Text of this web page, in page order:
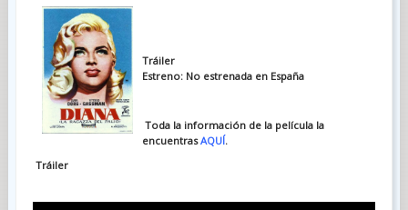
Tráiler
Estreno: No estrenada en España
Toda la información de la película la
encuentrasAQUÍ.
Tráiler